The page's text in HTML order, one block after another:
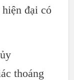
đại có
thoáng